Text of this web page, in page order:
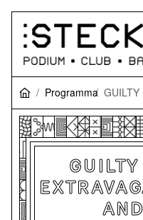
Programma GUILTY